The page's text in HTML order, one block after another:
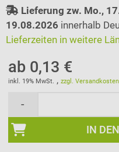
Lieferung zw. Mo.,
19.08.2026 innerhalb
Lieferzeiten in weitere
ab 0,13 €
inkl. 19% MwSt. ,zzgl. Versandkosten
-
IN